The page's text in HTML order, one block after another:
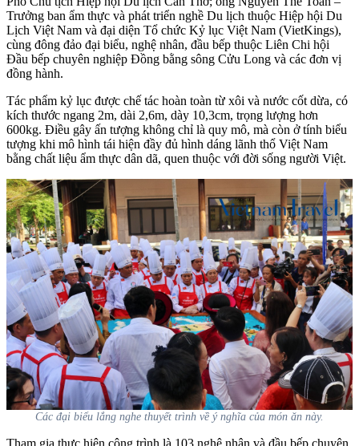
Trưởng ban ẩm thực và phát triển nghề Du lịch thuộc Hiệp hội Du
Lịch Việt Nam và đại diện Tổ chức Kỷ lục Việt Nam (VietKings),
cùng đông đảo đại biểu, nghệ nhân, đầu bếp thuộc Liên Chi hội
Đầu bếp chuyên nghiệp Đồng bằng sông Cửu Long và các đơn vị
đồng hành.
Tác phẩm kỷ lục được chế tác hoàn toàn từ xôi và nước cốt dừa, có
kích thước ngang 2m, dài 2,6m, dày 10,3cm, trọng lượng hơn
600kg. Điều gây ấn tượng không chỉ là quy mô, mà còn ở tính biểu
tượng khi mô hình tái hiện đầy đủ hình dáng lãnh thổ Việt Nam
bằng chất liệu ẩm thực dân dã, quen thuộc với đời sống người Việt.
Các đại biểu lắng nghe thuyết trình về ý nghĩa của món ăn này.
Tham gia thực hiện công trình là 103 nghệ nhân và đầu bếp chuyên